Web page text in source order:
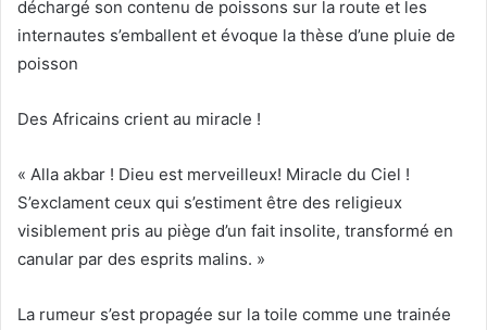
X a
i
déchargé son contenu de poissons sur la route et les
internautes s’emballent et évoque la thèse d’une pluie de
poisson
Des Africains crient au miracle !
« Alla akbar ! Dieu est merveilleux! Miracle du Ciel !
S’exclament ceux qui s’estiment être des religieux
visiblement pris au piège d’un fait insolite, transformé en
canular par des esprits malins. »
La rumeur s’est propagée sur la toile comme une trainée